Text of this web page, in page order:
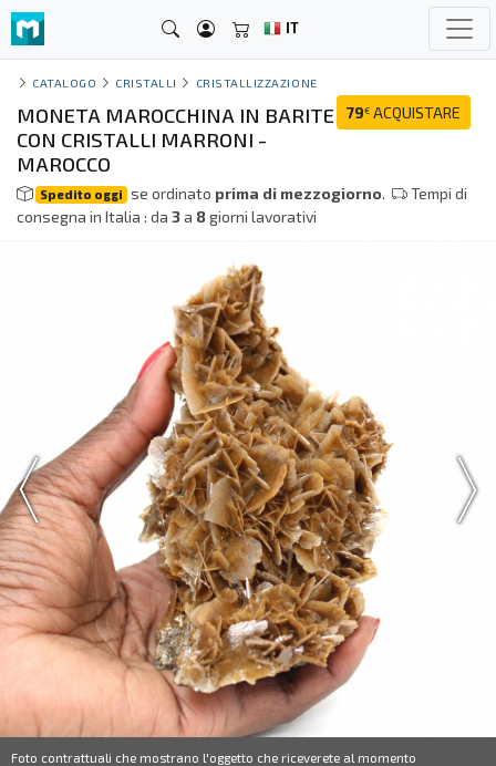
IT
CATALOGO CRISTALLI CRISTALLIZZAZIONE
79€ ACQUISTARE
MONETA MAROCCHINA IN BARITE
CON CRISTALLI MARRONI -
MAROCCO
Spedito oggi se ordinato prima di mezzogiorno.
Tempi di
consegna in Italia : da 3a 8giorni lavorativi
Foto contrattuali che mostrano l'oggetto che riceverete al momento